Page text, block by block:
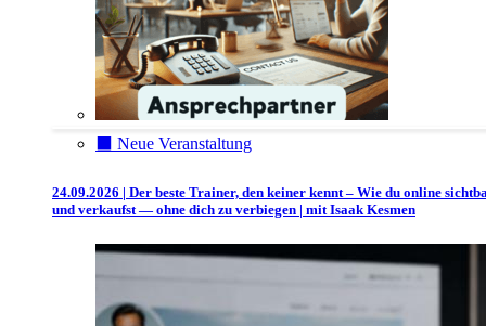
⬛️ Neue Veranstaltung
24.09.2026 | Der beste Trainer, den keiner kennt – Wie du online
und verkaufst — ohne dich zu verbiegen | mit Isaak Kesmen